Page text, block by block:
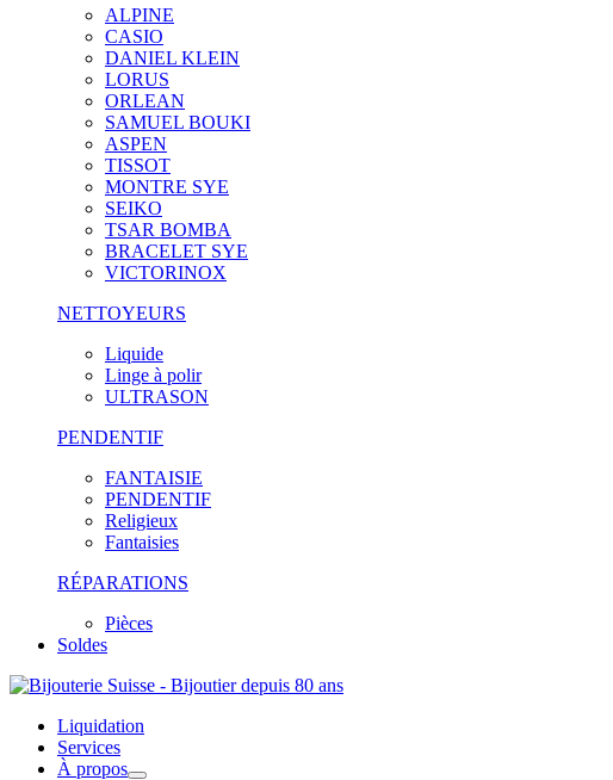
ALPINE
CASIO
DANIEL KLEIN
LORUS
ORLEAN
SAMUEL BOUKI
ASPEN
TISSOT
MONTRE SYE
SEIKO
TSAR BOMBA
BRACELET SYE
VICTORINOX
NETTOYEURS
Liquide
Linge à polir
ULTRASON
PENDENTIF
FANTAISIE
PENDENTIF
Religieux
Fantaisies
RÉPARATIONS
Pièces
Soldes
Liquidation
Services
À propos